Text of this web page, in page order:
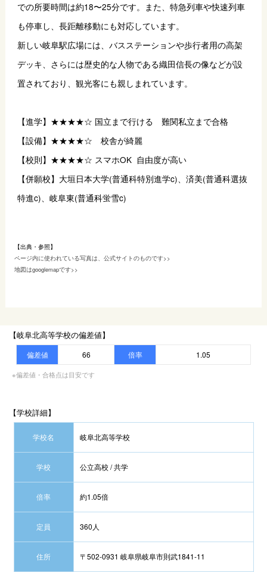
での所要時間は約18〜25分です。また、特急列車や快速列車
も停車し、長距離移動にも対応しています。
新しい岐阜駅広場には、バスステーションや歩行者用の高架
デッキ、さらには歴史的な人物である織田信長の像などが設
置されており、観光客にも親しまれています。
【進学】★★★★☆ 国立まで行ける　難関私立まで合格
【設備】★★★★☆　校舎が綺麗
【校則】★★★★☆ スマホOK  自由度が高い
【併願校】大垣日本大学(普通科特別進学c)、済美(普通科選抜
特進c)、岐阜東(普通科蛍雪c)
【出典・参照】
ページ内に使われている写真は、公式サイトのものです>>
地図はgooglemapです>>
【岐阜北高等学校の偏差値】
偏差値 66 倍率 1.05
※偏差値・合格点は目安です
【学校詳細】
学校名 岐阜北高等学校
学校 公立高校 / 共学
倍率 約1.05倍
定員 360人
住所 〒502-0931 岐阜県岐阜市則武1841-11